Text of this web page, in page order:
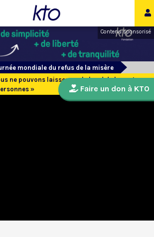
Contenu sponsorisé
mondiale du refus de la misère
ne pouvons laisser sur le bord de la route,
»
Faire un don à KTO